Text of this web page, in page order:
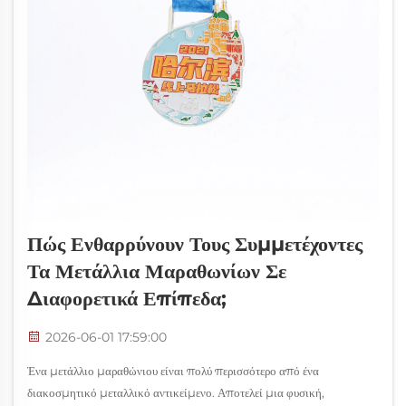
Πώς Ενθαρρύνουν Τους Συμμετέχοντες
Τα Μετάλλια Μαραθωνίων Σε
Διαφορετικά Επίπεδα;
2026-06-01 17:59:00
Ένα μετάλλιο μαραθώνιου είναι πολύ περισσότερο από ένα
διακοσμητικό μεταλλικό αντικείμενο. Αποτελεί μια φυσική,